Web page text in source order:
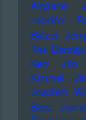
Airplane
Jennifer
Balzer
The Damaja
Kerr
Jim
Kimmel
Joachim
Baez